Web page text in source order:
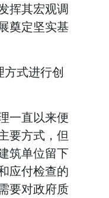
挥其宏观调
奠定坚实基
方式进行创
一直以来便
要方式，但
筑单位留下
应付检查的
要对政府质